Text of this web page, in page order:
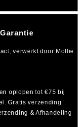
, verwerkt door Mollie.
oplopen tot€75 bij
Gratis verzending
& Afhandeling